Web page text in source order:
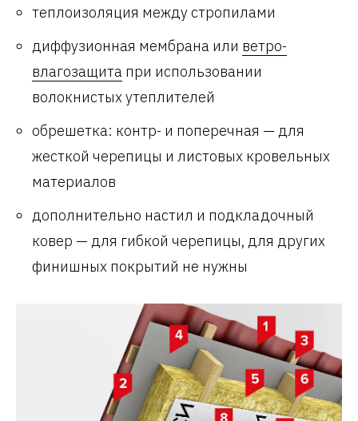
теплоизоляция между стропилами
диффузионная мембрана или ветро-
влагозащита при использовании
волокнистых утеплителей
обрешетка: контр- и поперечная — для
жесткой черепицы и листовых кровельных
материалов
дополнительно настил и подкладочный
ковер — для гибкой черепицы, для других
финишных покрытий не нужны